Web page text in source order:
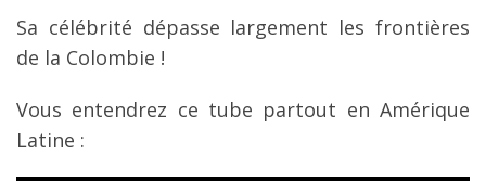
Sa célébrité dépasse largement les frontières
de la Colombie !
Vous entendrez ce tube partout en Amérique
Latine :